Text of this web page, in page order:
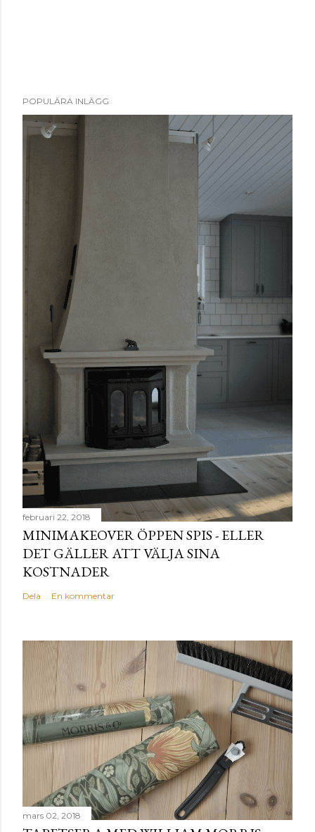
POPULÄRA INLÄGG
februari 22, 2018
MINIMAKEOVER ÖPPEN SPIS - ELLER
DET GÄLLER ATT VÄLJA SINA
KOSTNADER
Dela En kommentar
mars 02, 2018